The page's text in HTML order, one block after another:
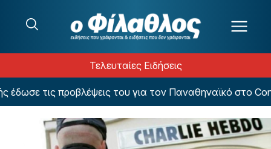
Τελευταίες Ειδήσεις
τις προβλέψεις του για τον Παναθηναϊκό στο